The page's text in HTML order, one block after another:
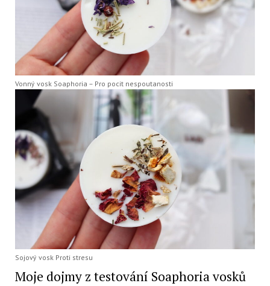
Vonný vosk Soaphoria – Pro pocit nespoutanosti
Sojový vosk Proti stresu
Moje dojmy z testování Soaphoria vosků